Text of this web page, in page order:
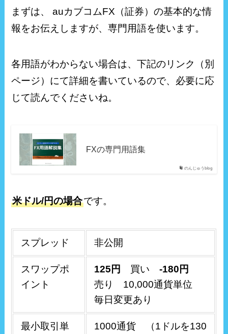
まずは、 auカブコムFX（証券）の基本的な情
報をお伝えしますが、専門用語を使います。
各用語がわからない場合は、下記のリンク（別
ページ）にて詳細を書いているので、必要に応
じて読んでくださいね。
のんじゅうblog
FXの専門用語集
米ドル/円の場合です。
スプレッド 非公開
スワップポ
イント
125円 買い -180円
売り 10,000通貨単位
毎日変更あり
最小取引単
1000通貨
（1ドルを130